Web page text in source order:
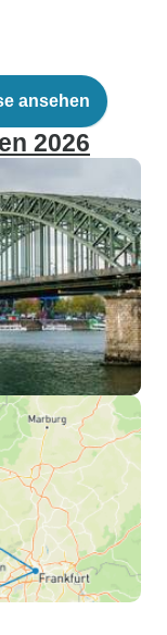
ansehen
2026